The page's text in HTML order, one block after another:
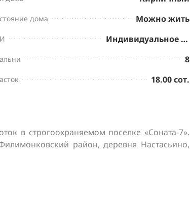
дома Можно жить
Индивидуальное жилищное строительство
8
18.00 сот.
в строгоохраняемом поселке «Соната-7».
район, деревня Настасьино,